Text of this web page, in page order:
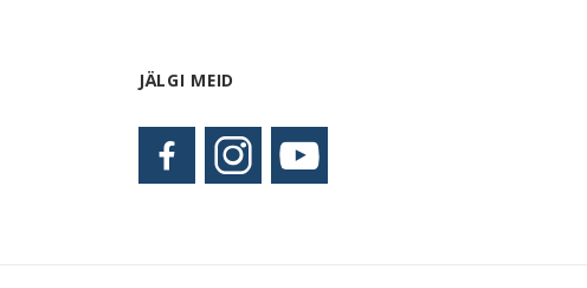
JÄLGI MEID